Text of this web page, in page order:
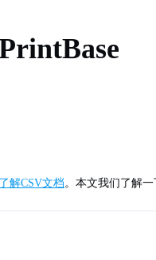
了解CSV文档。本文我们了解